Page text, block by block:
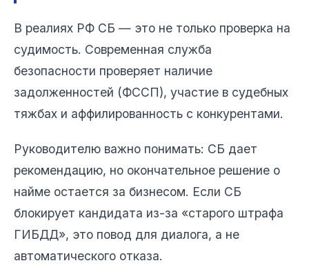
В реалиях РФ СБ — это не только проверка на
судимость. Современная служба
безопасности проверяет наличие
задолженностей (ФССП), участие в судебных
тяжбах и аффилированность с конкурентами.
Руководителю важно понимать: СБ дает
рекомендацию, но окончательное решение о
найме остается за бизнесом. Если СБ
блокирует кандидата из-за «старого штрафа
ГИБДД», это повод для диалога, а не
автоматического отказа.